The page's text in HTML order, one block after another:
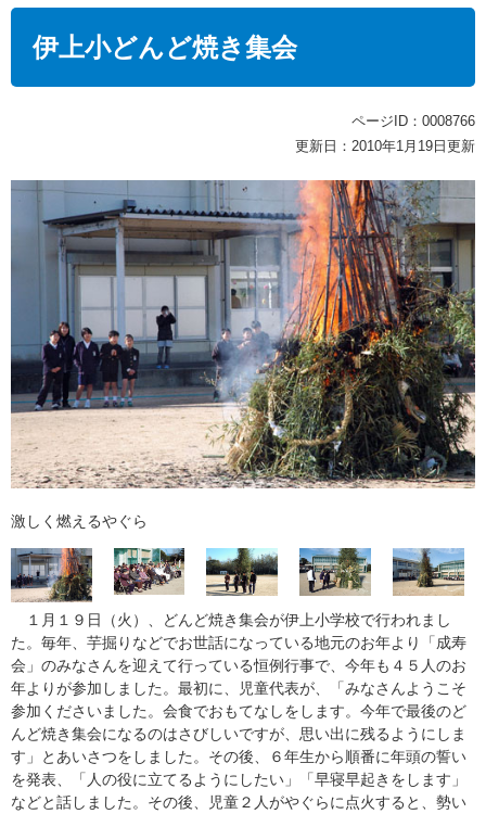
伊上小どんど焼き集会
ページID：0008766
更新日：2010年1月19日更新
激しく燃えるやぐら
１月１９日（火）、どんど焼き集会が伊上小学校で行われまし
た。毎年、芋掘りなどでお世話になっている地元のお年より「成寿
会」のみなさんを迎えて行っている恒例行事で、今年も４５人のお
年よりが参加しました。最初に、児童代表が、「みなさんようこそ
参加くださいました。会食でおもてなしをします。今年で最後のど
んど焼き集会になるのはさびしいですが、思い出に残るようにしま
す」とあいさつをしました。その後、６年生から順番に年頭の誓い
を発表、「人の役に立てるようにしたい」「早寝早起きをします」
などと話しました。その後、児童２人がやぐらに点火すると、勢い